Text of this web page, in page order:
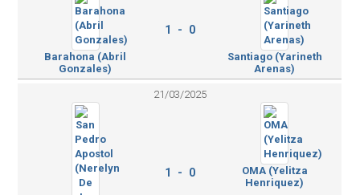
Barahona (Abril
Gonzales)
1 - 0
Santiago (Yarineth
Arenas)
21/03/2025
1 - 0
OMA (Yelitza
Henriquez)